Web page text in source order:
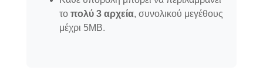
το πολύ 3 αρχεία, συνολικού μεγέθους
μέχρι 5ΜΒ.